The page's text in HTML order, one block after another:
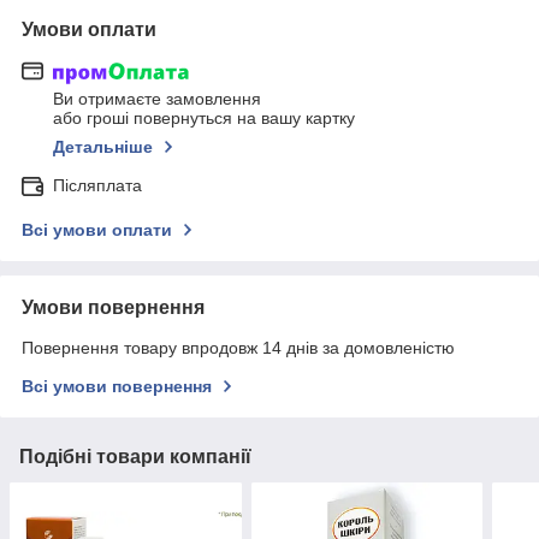
Умови оплати
Ви отримаєте замовлення
або гроші повернуться на вашу картку
Детальніше
Післяплата
Всі умови оплати
Умови повернення
Повернення товару впродовж 14 днів за домовленістю
Всі умови повернення
Подібні товари компанії